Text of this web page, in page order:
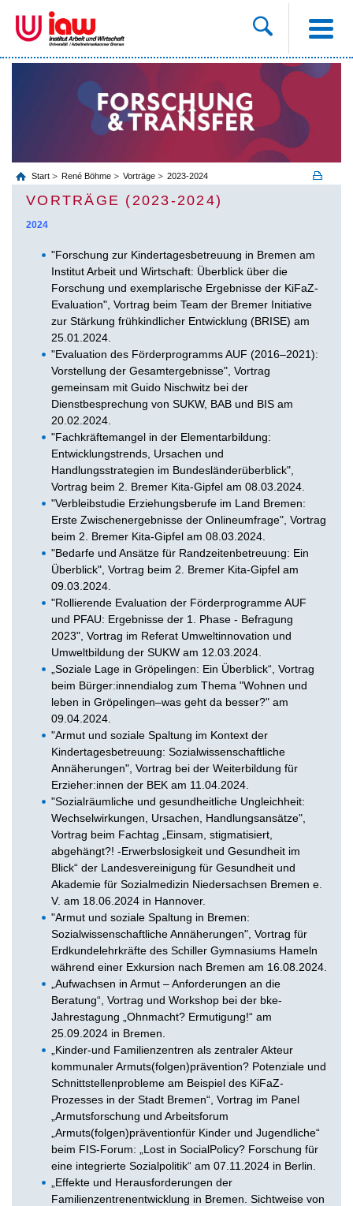
Start René Böhme Vorträge 2023-2024
VORTRÄGE (2023-2024)
2024
"Forschung zur Kindertagesbetreuung in Bremen am
Institut Arbeit und Wirtschaft: Überblick über die
Forschung und exemplarische Ergebnisse der KiFaZ-
Evaluation", Vortrag beim Team der Bremer Initiative
zur Stärkung frühkindlicher Entwicklung (BRISE) am
25.01.2024.
"Evaluation des Förderprogramms AUF (2016–2021):
Vorstellung der Gesamtergebnisse", Vortrag
gemeinsam mit Guido Nischwitz bei der
Dienstbesprechung von SUKW, BAB und BIS am
20.02.2024.
"Fachkräftemangel in der Elementarbildung:
Entwicklungstrends, Ursachen und
Handlungsstrategien im Bundesländerüberblick",
Vortrag beim 2. Bremer Kita-Gipfel am 08.03.2024.
"Verbleibstudie Erziehungsberufe im Land Bremen:
Erste Zwischenergebnisse der Onlineumfrage", Vortrag
beim 2. Bremer Kita-Gipfel am 08.03.2024.
"Bedarfe und Ansätze für Randzeitenbetreuung: Ein
Überblick", Vortrag beim 2. Bremer Kita-Gipfel am
09.03.2024.
"Rollierende Evaluation der Förderprogramme AUF
und PFAU: Ergebnisse der 1. Phase - Befragung
2023", Vortrag im Referat Umweltinnovation und
Umweltbildung der SUKW am 12.03.2024.
„Soziale Lage in Gröpelingen: Ein Überblick“, Vortrag
beim Bürger:innendialog zum Thema "Wohnen und
leben in Gröpelingen–was geht da besser?" am
09.04.2024.
"Armut und soziale Spaltung im Kontext der
Kindertagesbetreuung: Sozialwissenschaftliche
Annäherungen", Vortrag bei der Weiterbildung für
Erzieher:innen der BEK am 11.04.2024.
"Sozialräumliche und gesundheitliche Ungleichheit:
Wechselwirkungen, Ursachen, Handlungsansätze",
Vortrag beim Fachtag „Einsam, stigmatisiert,
abgehängt?! -Erwerbslosigkeit und Gesundheit im
Blick“ der Landesvereinigung für Gesundheit und
Akademie für Sozialmedizin Niedersachsen Bremen e.
V. am 18.06.2024 in Hannover.
"Armut und soziale Spaltung in Bremen:
Sozialwissenschaftliche Annäherungen", Vortrag für
Erdkundelehrkräfte des Schiller Gymnasiums Hameln
während einer Exkursion nach Bremen am 16.08.2024.
„Aufwachsen in Armut – Anforderungen an die
Beratung“, Vortrag und Workshop bei der bke-
Jahrestagung „Ohnmacht? Ermutigung!“ am
25.09.2024 in Bremen.
„Kinder-und Familienzentren als zentraler Akteur
kommunaler Armuts(folgen)prävention? Potenziale und
Schnittstellenprobleme am Beispiel des KiFaZ-
Prozesses in der Stadt Bremen“, Vortrag im Panel
„Armutsforschung und Arbeitsforum
„Armuts(folgen)präventionfür Kinder und Jugendliche“
beim FIS-Forum: „Lost in SocialPolicy? Forschung für
eine integrierte Sozialpolitik“ am 07.11.2024 in Berlin.
„Effekte und Herausforderungen der
Familienzentrenentwicklung in Bremen. Sichtweise von